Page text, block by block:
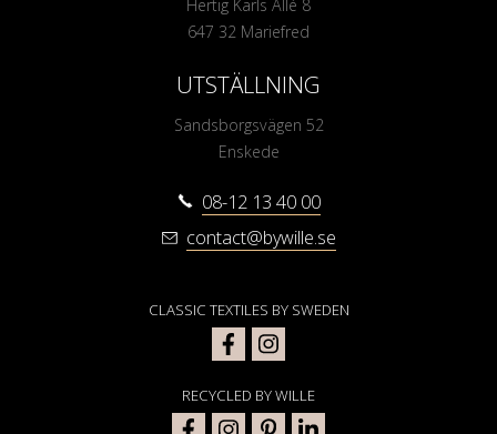
Hertig Karls Allé 8
647 32 Mariefred
UTSTÄLLNING
Sandsborgsvägen 52
Enskede
08-12 13 40 00
contact@bywille.se
CLASSIC TEXTILES BY SWEDEN
RECYCLED BY WILLE